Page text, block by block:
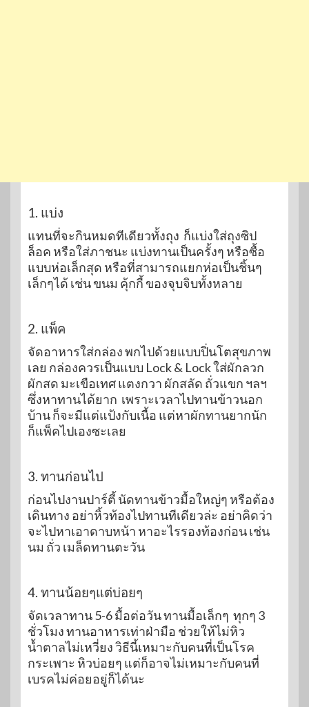
1. แบ่ง
แทนที่จะกินหมดทีเดียวทั้งถุง ก็แบ่งใส่ถุงซิป
ล็อค หรือใส่ภาชนะ แบ่งทานเป็นครั้งๆ หรือซื้อ
แบบห่อเล็กสุด หรือที่สามารถแยกห่อเป็นชิ้นๆ
เล็กๆได้ เช่น ขนม คุ้กกี้ ของจุบจิบทั้งหลาย
2. แพ็ค
จัดอาหารใส่กล่อง พกไปด้วยแบบปิ่นโตสุขภาพ
เลย กล่องควรเป็นแบบ Lock & Lock ใส่ผักลวก
ผักสด มะเขือเทศ แตงกวา ผักสลัด ถั่วแขก ฯลฯ
ซึ่งหาทานได้ยาก เพราะเวลาไปทานข้าวนอก
บ้าน ก็จะมีแต่แป้งกับเนื้อ แต่หาผักทานยากนัก
ก็แพ็คไปเองซะเลย
3. ทานก่อนไป
ก่อนไปงานปาร์ตี้ นัดทานข้าวมื้อใหญ่ๆ หรือต้อง
เดินทาง อย่าหิ้วท้องไปทานทีเดียวล่ะ อย่าคิดว่า
จะไปหาเอาดาบหน้า หาอะไรรองท้องก่อน เช่น
นม ถั่ว เมล็ดทานตะวัน
4. ทานน้อยๆแต่บ่อยๆ
จัดเวลาทาน 5-6 มื้อต่อวัน ทานมื้อเล็กๆ ทุกๆ 3
ชั่วโมง ทานอาหารเท่าฝ่ามือ ช่วยให้ไม่หิว
น้ำตาลไม่เหวี่ยง วิธีนี้เหมาะกับคนที่เป็นโรค
กระเพาะ หิวบ่อยๆ แต่ก็อาจไม่เหมาะกับคนที่
เบรคไม่ค่อยอยู่ก็ได้นะ